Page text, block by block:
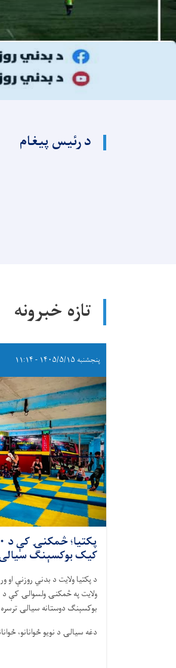
د رئیس پیغام
تازه خبرونه
پنجشنبه ۱۴۰۵/۵/۱۵ - ۱۱:۱۴
کیک بوکسېنګ
د پکتیا ولايت د بدني روزنې
بوکسېنګ دوستانه سيالۍ
دغه سيالۍ د نويو ځوانانو،